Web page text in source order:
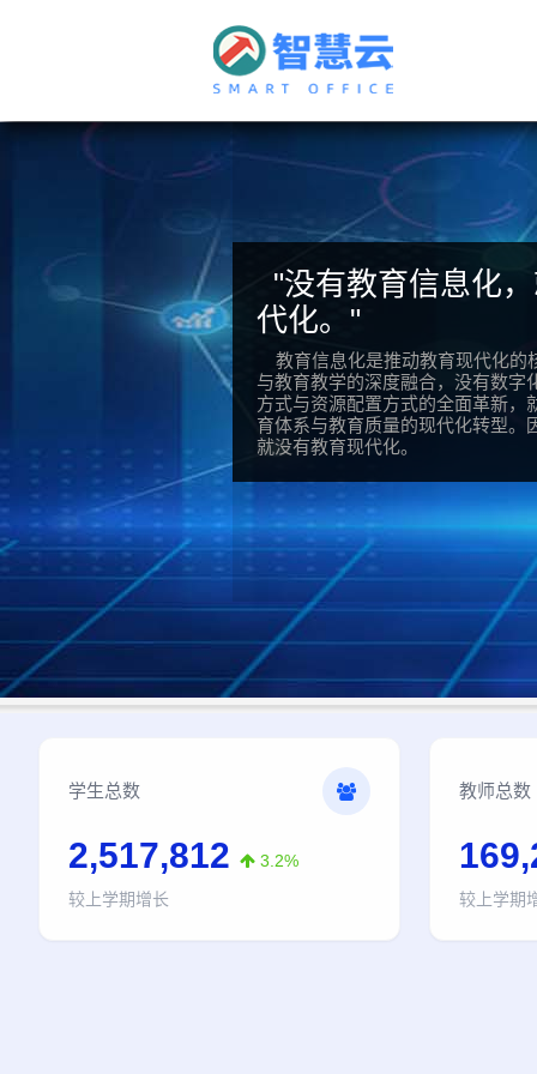
"没有教育信息化
代化。"
教育信息化是推动教育现代化的
与教育教学的深度融合，没有数字
方式与资源配置方式的全面革新，
育体系与教育质量的现代化转型。
就没有教育现代化。
学生总数
2,517,812
3.2%
较上学期增长
教师总数
较上学期